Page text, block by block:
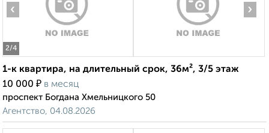
2/4
‹ ›
1-к квартира, на длительный срок, 36м², 3/5 этаж
10 000 ₽ в месяц
проспект Богдана Хмельницкого 50
Агентство, 04.08.2026